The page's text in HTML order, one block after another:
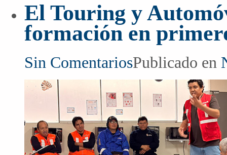
El Touring y
formación en
Sin ComentariosPublicado en